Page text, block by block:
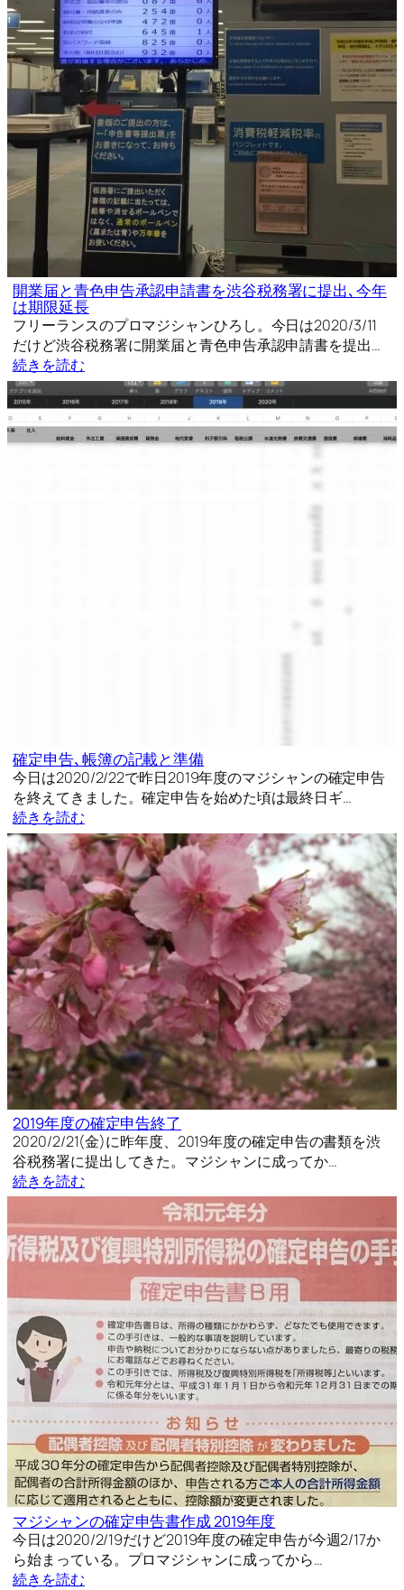
開業届と青色申告承認申請書を渋谷税務署に提出､今年
は期限延長
フリーランスのプロマジシャンひろし。今日は2020/3/11
だけど渋谷税務署に開業届と青色申告承認申請書を提出…
続きを読む
確定申告､帳簿の記載と準備
今日は2020/2/22で昨日2019年度のマジシャンの確定申告
を終えてきました。確定申告を始めた頃は最終日ギ…
続きを読む
2019年度の確定申告終了
2020/2/21(金)に昨年度、2019年度の確定申告の書類を渋
谷税務署に提出してきた。マジシャンに成ってか…
続きを読む
マジシャンの確定申告書作成 2019年度
今日は2020/2/19だけど2019年度の確定申告が今週2/17か
ら始まっている。プロマジシャンに成ってから…
続きを読む